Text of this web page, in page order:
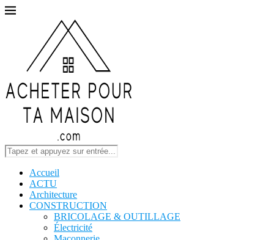
Accueil
ACTU
Architecture
CONSTRUCTION
BRICOLAGE & OUTILLAGE
Électricité